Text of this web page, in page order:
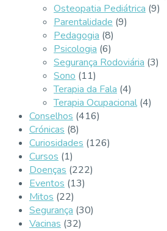
Osteopatia Pediátrica (9)
Parentalidade (9)
Pedagogia (8)
Psicologia (6)
Segurança Rodoviária (3)
Sono (11)
Terapia da Fala (4)
Terapia Ocupacional (4)
Conselhos (416)
Crónicas (8)
Curiosidades (126)
Cursos (1)
Doenças (222)
Eventos (13)
Mitos (22)
Segurança (30)
Vacinas (32)